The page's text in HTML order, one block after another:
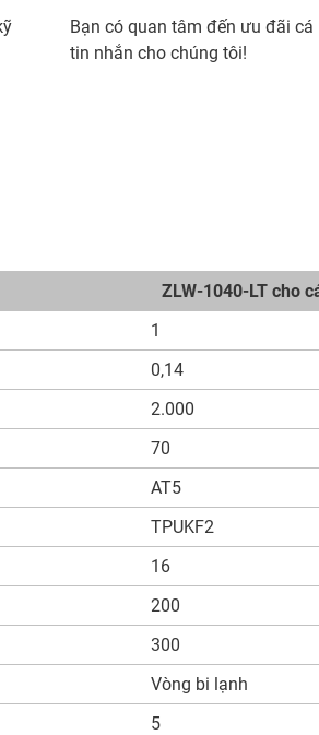
Bạn có quan tâm đến ưu đãi
tin nhắn cho chúng tôi!
ZLW-1040-LT cho
1
0,14
2.000
70
AT5
TPUKF2
16
200
300
Vòng bi lạnh
5